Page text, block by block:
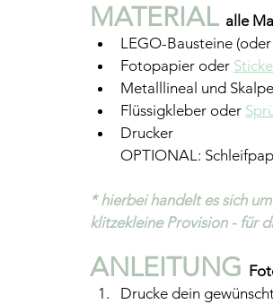
MATERIAL alle
LEGO-Bausteine
Fotopapier oder
Metalllineal und Skalpell
Flüssigkleber oder
Drucker
OPTIONAL:
* hierbei handelt es sich
klitzekleine Provision - für
ANLEITUNG
Drucke dein